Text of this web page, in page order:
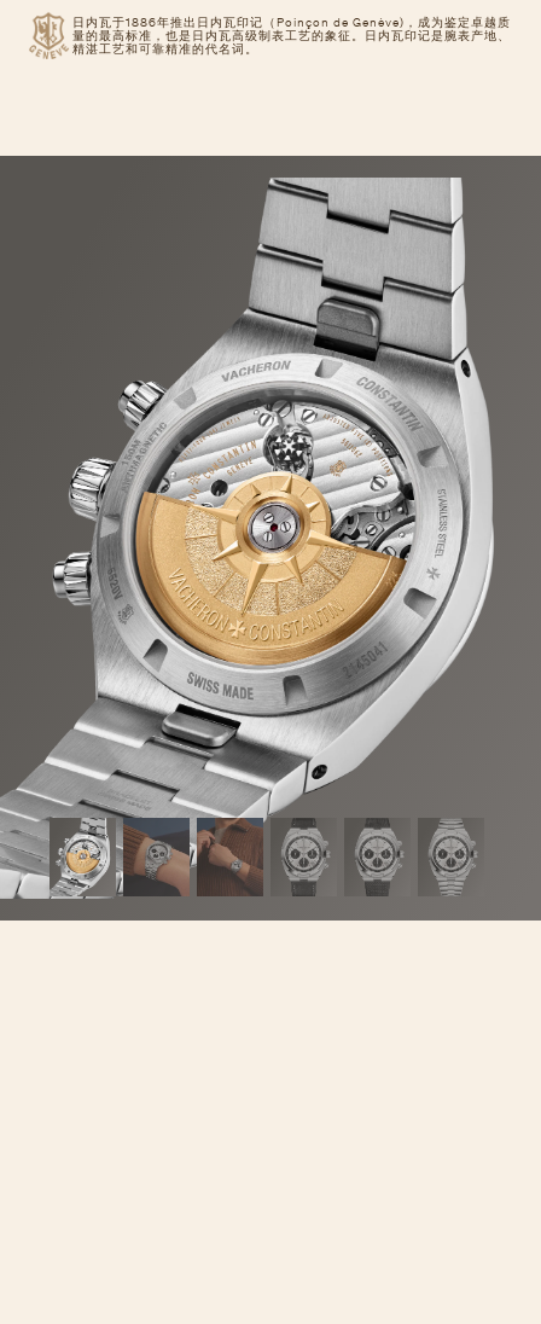
日内瓦于1886年推出日内瓦印记（Poinçon de Genève)，成为鉴定卓越质
量的最高标准，也是日内瓦高级制表工艺的象征。日内瓦印记是腕表产地、
精湛工艺和可靠精准的代名词。